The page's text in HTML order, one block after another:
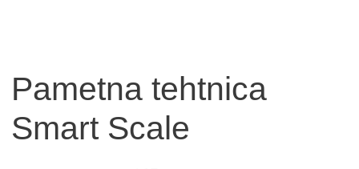
Pametna tehtnica
Smart Scale